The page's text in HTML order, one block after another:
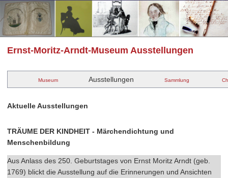
Ernst-Moritz-Arndt-Museum Ausstellungen
Museum Ausstellungen Sammlung
Aktuelle Ausstellungen
TRÄUME DER KINDHEIT - Märchendichtung und
Menschenbildung
Aus Anlass des 250. Geburtstages von Ernst Moritz Arndt (geb.
1769) blickt die Ausstellung auf die Erinnerungen und Ansichten